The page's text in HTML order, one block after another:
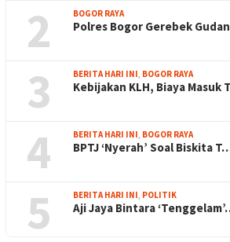
2 BOGOR RAYA
Polres Bogor Gerebek
3 BERITA HARI INI BOGOR RAYA
Kebijakan KLH, Biaya Masuk
4 BERITA HARI INI BOGOR RAYA
BPTJ ‘Nyerah’ Soal Biskita
5 BERITA HARI INI POLITIK
Aji Jaya Bintara